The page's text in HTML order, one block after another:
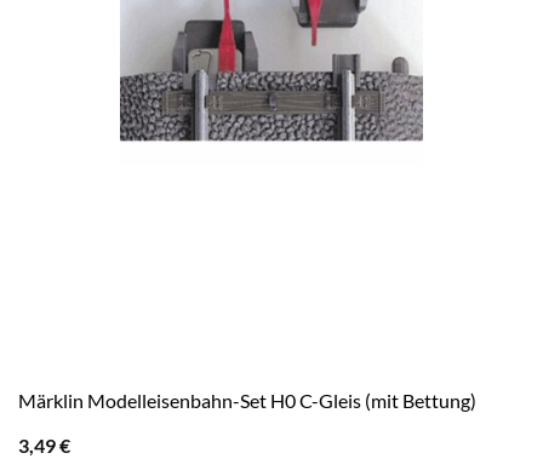
Märklin Modelleisenbahn-Set H0 C-Gleis (mit Bettung)
3,49€